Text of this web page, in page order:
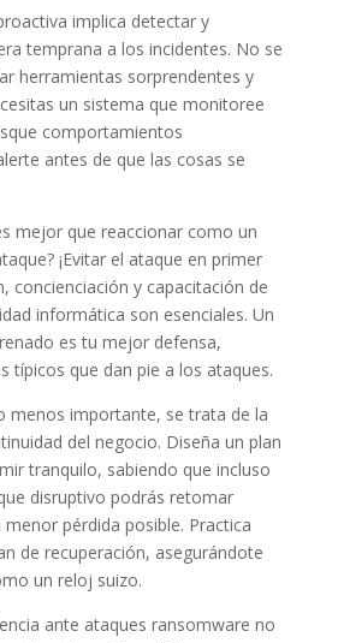
implica detectar y
temprana a los incidentes. No se
herramientas sorprendentes y
un sistema que monitoree
comportamientos
antes de que las cosas se
mejor que reaccionar como un
¡Evitar el ataque en primer
concienciación y capacitación de
informática son esenciales. Un
es tu mejor defensa,
típicos que dan pie a los ataques.
menos importante, se trata de la
del negocio. Diseña un plan
tranquilo, sabiendo que incluso
disruptivo podrás retomar
pérdida posible. Practica
de recuperación, asegurándote
un reloj suizo.
ante ataques ransomware no